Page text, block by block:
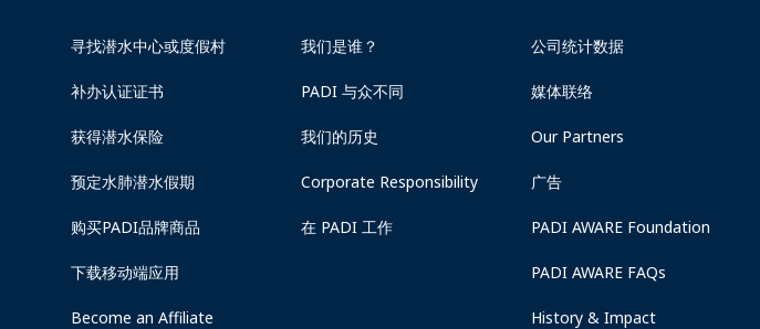
寻找潜水中心或度假村
补办认证证书
获得潜水保险
预定水肺潜水假期
购买PADI品牌商品
下载移动端应用
Become an Affiliate
我们是谁？
PADI 与众不同
我们的历史
Corporate Responsibility
在 PADI 工作
公司统计数据
媒体联络
Our Partners
广告
PADI AWARE Foundation
PADI AWARE FAQs
History & Impact